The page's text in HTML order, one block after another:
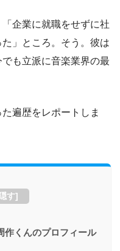
企業に就職をせずに社
」ところ。そう。彼は
も立派に音楽業界の最
遍歴をレポートしま
す]
くんのプロフィール